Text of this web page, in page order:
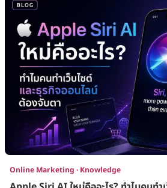
Online Marketing · Knowledge